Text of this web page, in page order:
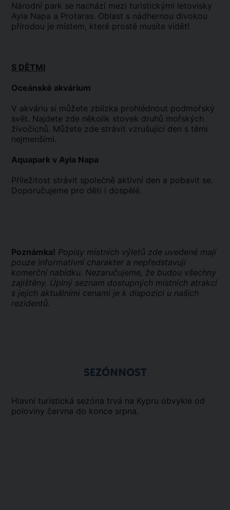
Národní park se nachází mezi turistickými letovisky
Ayia Napa a Protaras. Oblast s nádhernou divokou
přírodou je místem, které prostě musíte vidět!
S DĚTMI
Oceánské akvárium
V akváriu si můžete zblízka prohlédnout podmořský
svět. Najdete zde několik stovek druhů mořských
živočichů. Můžete zde strávit vzrušující den s těmi
nejmenšími.
Aquapark v Ayia Napa
Příležitost strávit společně aktivní den a pobavit se.
Doporučujeme pro děti i dospělé.
Poznámka! Popisy místních výletů zde uvedené mají
pouze informativní charakter a nepředstavují
komerční nabídku. Nezaručujeme, že budou všechny
zajištěny. Úplný seznam dostupných místních atrakcí
s jejich aktuálními cenami je k dispozici u našich
rezidentů.
SEZÓNNOST
Hlavní turistická sezóna trvá na Kypru obvykle od
poloviny června do konce srpna.